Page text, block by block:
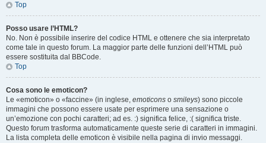
Top
Posso usare l’HTML?
No. Non è possibile inserire del codice HTML e ottenere che sia interpretato
come tale in questo forum. La maggior parte delle funzioni dell’HTML può
essere sostituita dal BBCode.
Top
Cosa sono le emoticon?
Le «emoticon» o «faccine» (in inglese, emoticons o smileys) sono piccole
immagini che possono essere usate per esprimere una sensazione o
un’emozione con pochi caratteri; ad es. :) significa felice, :( significa triste.
Questo forum trasforma automaticamente queste serie di caratteri in immagini.
La lista completa delle emoticon è visibile nella pagina di invio messaggi.